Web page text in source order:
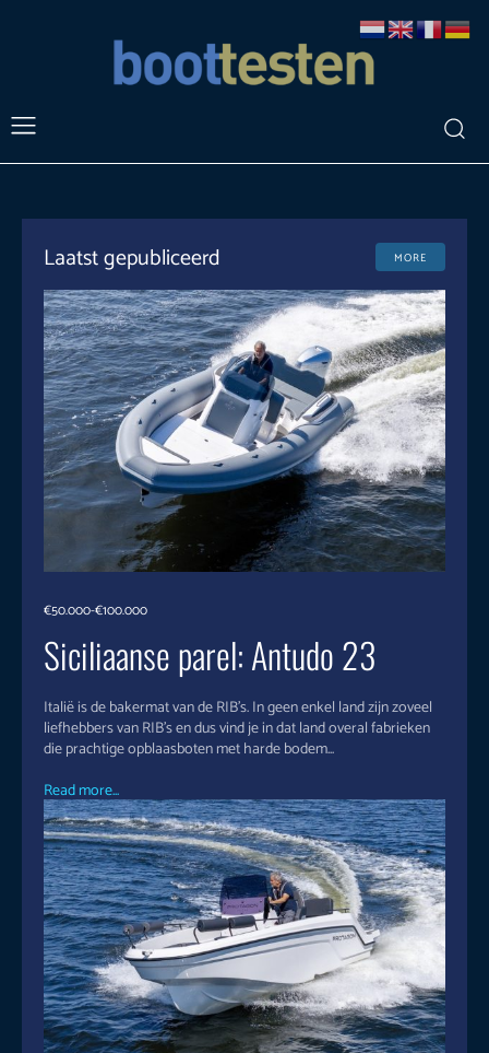
Laatst gepubliceerd MORE
€50.000-€100.000
Siciliaanse parel: Antudo 23
Italië is de bakermat van de RIB’s. In geen enkel land zijn zoveel
liefhebbers van RIB’s en dus vind je in dat land overal fabrieken
die prachtige opblaasboten met harde bodem...
Read more...